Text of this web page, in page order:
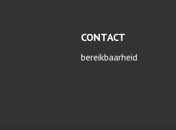
CONTACT
bereikbaarheid